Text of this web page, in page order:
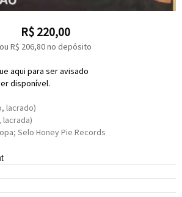
R$ 220,00
ou R$ 206,80no depósito
aqui para ser avisado
disponível.
lacrado)
lacrada)
Selo Honey Pie Records